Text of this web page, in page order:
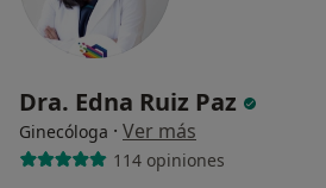
Dra. Edna Ruiz Paz
Ginecóloga · Ver más
114 opiniones